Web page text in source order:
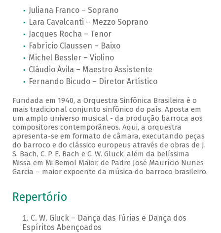
Juliana Franco – Soprano
Lara Cavalcanti – Mezzo Soprano
Jacques Rocha – Tenor
Fabrício Claussen – Baixo
Michel Bessler – Violino
Cláudio Ávila – Maestro Assistente
Fernando Bicudo – Diretor Artístico
Fundada em 1940, a Orquestra Sinfônica Brasileira é o
mais tradicional conjunto sinfônico do país. Aposta em
um amplo universo musical - da produção barroca aos
compositores contemporâneos. Aqui, a orquestra
apresenta-se em formato de câmara, executando peças
do barroco e do clássico europeus através de obras de J.
S. Bach, C. P. E. Bach e C. W. Gluck, além da belíssima
Missa em Mi Bemol Maior, de Padre José Maurício Nunes
Garcia – maior expoente da música do barroco brasileiro.
Repertório
C. W. Gluck – Dança das Fúrias e Dança dos
Espíritos Abençoados